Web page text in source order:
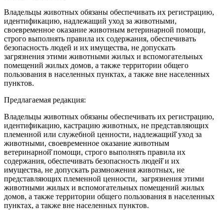
Владельцы животных обязаны обеспечивать их регистрацию,
идентификацию, надлежащий уход за животными,
своевременное оказание животным ветеринарной помощи,
строго выполнять правила их содержания, обеспечивать
безопасность людей и их имущества, не допускать
загрязнения этими животными жилых и вспомогательных
помещений жилых домов, а также территории общего
пользования в населенных пунктах, а также вне населенных
пунктов.
Предлагаемая редакция:
Владельцы животных обязаны обеспечивать их регистрацию,
идентификацию, кастрацию животных, не представляющих
племенной или служебной ценности, надлежащий̆ уход за
животными, своевременное оказание животным
ветеринарной̆ помощи, строго выполнять правила их
содержания, обеспечивать безопасность людей̆ и их
имущества, не допускать размножения животных, не
представляющих племенной ценности, загрязнения этими
животными жилых и вспомогательных помещений жилых
домов, а также территории общего пользования в населенных
пунктах, а также вне населенных пунктов.